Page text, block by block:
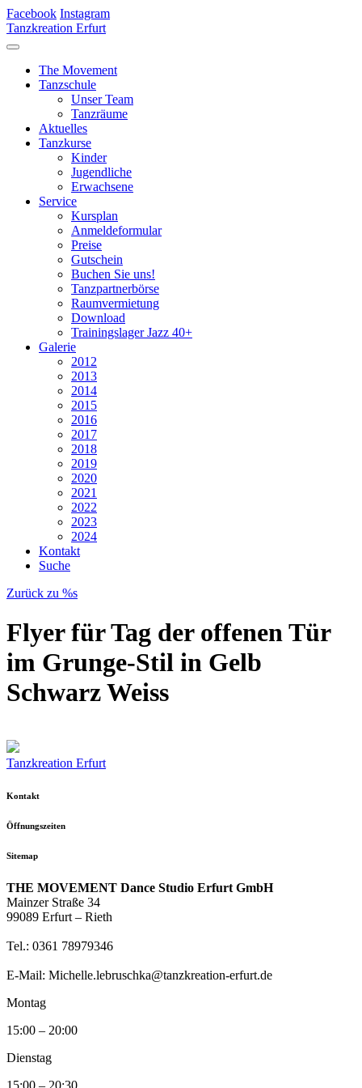
Facebook Instagram
Tanzkreation Erfurt
The Movement
Tanzschule
Unser Team
Tanzräume
Aktuelles
Tanzkurse
Kinder
Jugendliche
Erwachsene
Service
Kursplan
Anmeldeformular
Preise
Gutschein
Buchen Sie uns!
Tanzpartnerbörse
Raumvermietung
Download
Trainingslager Jazz 40+
Galerie
2012
2013
2014
2015
2016
2017
2018
2019
2020
2021
2022
2023
2024
Kontakt
Suche
Zurück zu %s
Flyer für Tag der offenen Tür
im Grunge-Stil in Gelb
Schwarz Weiss
Tanzkreation Erfurt
Kontakt
Öffnungszeiten
Sitemap
THE MOVEMENT Dance Studio Erfurt GmbH
Mainzer Straße 34
99089 Erfurt – Rieth
Tel.: 0361 78979346
E-Mail: Michelle.lebruschka@tanzkreation-erfurt.de
Montag
15:00 – 20:00
Dienstag
15:00 – 20:30